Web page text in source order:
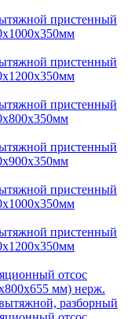
пристенный
пристенный
пристенный
пристенный
пристенный
пристенный
отсос
мм) нерж.
разборный